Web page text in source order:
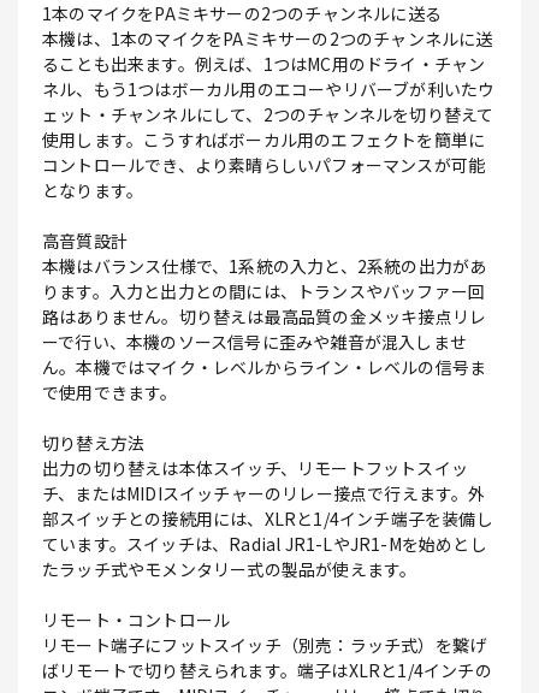
1本のマイクをPAミキサーの2つのチャンネルに送る
本機は、1本のマイクをPAミキサーの2つのチャンネルに送
ることも出来ます。例えば、1つはMC用のドライ・チャン
ネル、もう1つはボーカル用のエコーやリバーブが利いたウ
ェット・チャンネルにして、2つのチャンネルを切り替えて
使用します。こうすればボーカル用のエフェクトを簡単に
コントロールでき、より素晴らしいパフォーマンスが可能
となります。
高音質設計
本機はバランス仕様で、1系統の入力と、2系統の出力があ
ります。入力と出力との間には、トランスやバッファー回
路はありません。切り替えは最高品質の金メッキ接点リレ
ーで行い、本機のソース信号に歪みや雑音が混入しませ
ん。本機ではマイク・レベルからライン・レベルの信号ま
で使用できます。
切り替え方法
出力の切り替えは本体スイッチ、リモートフットスイッ
チ、またはMIDIスイッチャーのリレー接点で行えます。外
部スイッチとの接続用には、XLRと1/4インチ端子を装備し
ています。スイッチは、Radial JR1-LやJR1-Mを始めとし
たラッチ式やモメンタリー式の製品が使えます。
リモート・コントロール
リモート端子にフットスイッチ（別売：ラッチ式）を繋げ
ばリモートで切り替えられます。端子はXLRと1/4インチの